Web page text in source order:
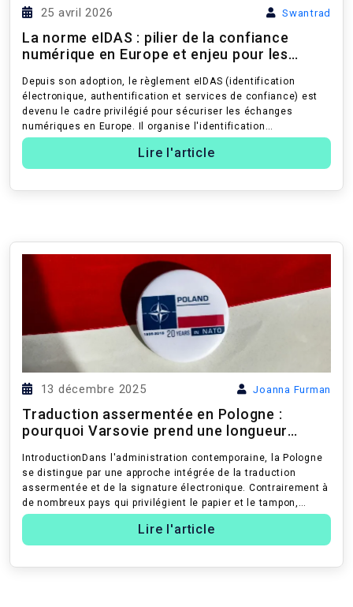
25 avril 2026 Swantrad
La norme eIDAS : pilier de la confiance
numérique en Europe et enjeu pour les
Depuis son adoption, le règlement eIDAS (identification
électronique, authentification et services de confiance) est
devenu le cadre privilégié pour sécuriser les échanges
numériques en Europe. Il organise l'identification
électronique, l'authenti...
Lire l'article
13 décembre 2025 Joanna Furman
Traduction assermentée en Pologne :
pourquoi Varsovie prend une longueur
IntroductionDans l'administration contemporaine, la Pologne
se distingue par une approche intégrée de la traduction
assermentée et de la signature électronique. Contrairement à
de nombreux pays qui privilégient le papier et le tampon,
Varsovie a c...
Lire l'article